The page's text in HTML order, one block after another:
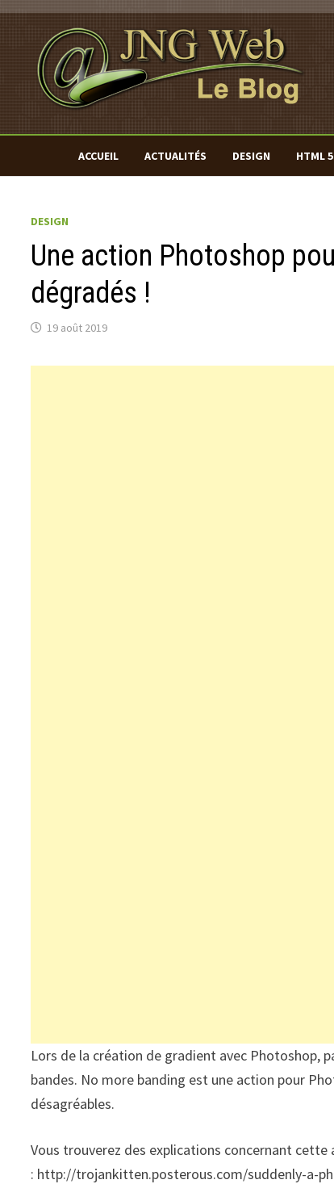
Passer
contenu
ACCUEIL ACTUALITÉS DESIGN HTML
DESIGN
Une action Photoshop
dégradés !
19 août 2019
Lors de la création de gradient avec Photoshop,
bandes. No more banding est une action pour
désagréables.
Vous trouverez des explications concernant cette
: http://trojankitten.posterous.com/suddenly-a-